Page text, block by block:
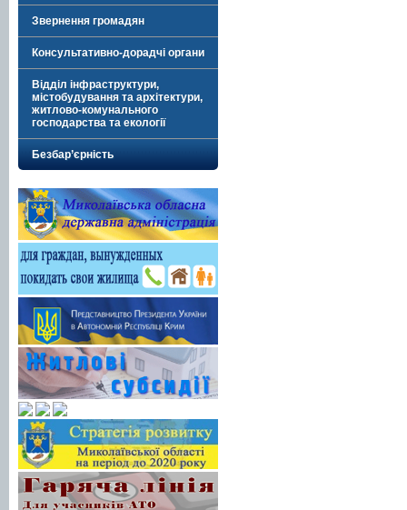
Звернення громадян
Консультативно-дорадчі органи
Відділ інфраструктури,
містобудування та архітектури,
житлово-комунального
господарства та екології
Безбар’єрність